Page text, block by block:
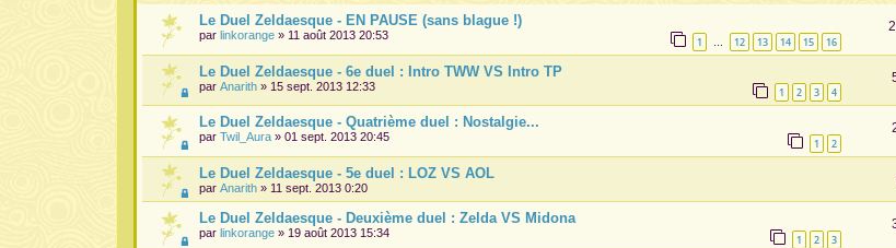
Le Duel Zeldaesque - EN PAUSE (sans blague !)
par linkorange » 11 août 2013 20:53 1 … 12 13 14 15 16
Le Duel Zeldaesque - 6e duel : Intro TWW VS Intro TP
par Anarith » 15 sept. 2013 12:33 1 2 3 4
Le Duel Zeldaesque - Quatrième duel : Nostalgie...
par Twil_Aura » 01 sept. 2013 20:45 1 2
Le Duel Zeldaesque - 5e duel : LOZ VS AOL
par Anarith » 11 sept. 2013 0:20
Le Duel Zeldaesque - Deuxième duel : Zelda VS Midona
par linkorange » 19 août 2013 15:34 1 2 3